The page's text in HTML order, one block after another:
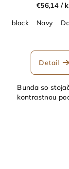
€56,14 /
black
Navy
Detail
Bunda so
kontrastnou